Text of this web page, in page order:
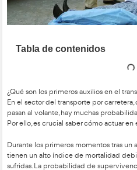
Tabla de contenidos